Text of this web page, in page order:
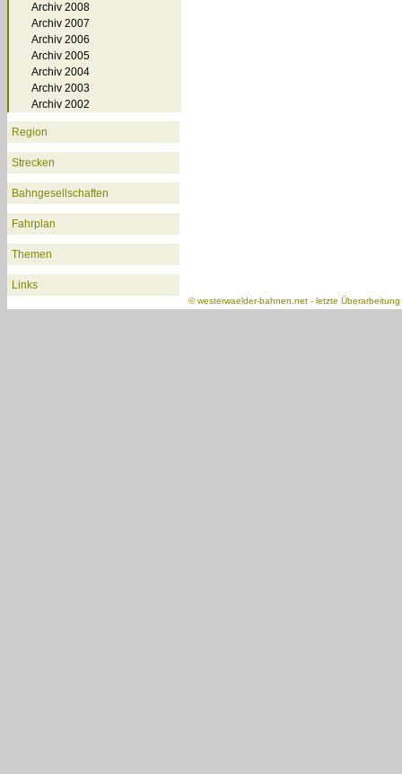
Archiv 2008
Archiv 2007
Archiv 2006
Archiv 2005
Archiv 2004
Archiv 2003
Archiv 2002
Region
Strecken
Bahngesellschaften
Fahrplan
Themen
Links
©westerwaelder-bahnen.net - letzte